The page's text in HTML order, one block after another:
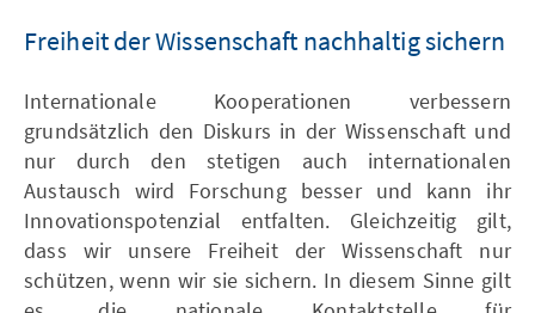
Freiheit der Wissenschaft nachhaltig sichern
Internationale Kooperationen verbessern
grundsätzlich den Diskurs in der Wissenschaft und
nur durch den stetigen auch internationalen
Austausch wird Forschung besser und kann ihr
Innovationspotenzial entfalten. Gleichzeitig gilt,
dass wir unsere Freiheit der Wissenschaft nur
schützen, wenn wir sie sichern. In diesem Sinne gilt